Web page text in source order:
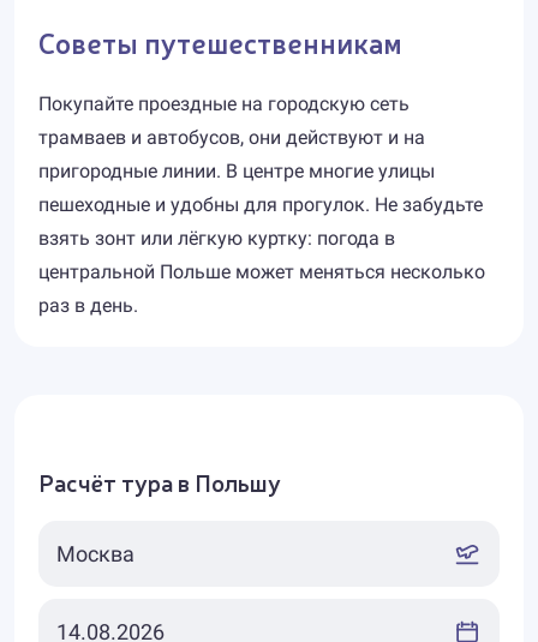
Советы путешественникам
Покупайте проездные на городскую сеть
трамваев и автобусов, они действуют и на
пригородные линии. В центре многие улицы
пешеходные и удобны для прогулок. Не забудьте
взять зонт или лёгкую куртку: погода в
центральной Польше может меняться несколько
раз в день.
Расчёт тура в Польшу